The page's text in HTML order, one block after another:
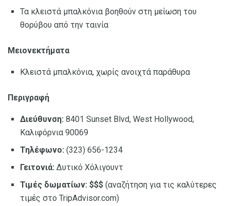
Τα κλειστά μπαλκόνια βοηθούν στη μείωση του
θορύβου από την ταινία
Μειονεκτήματα
Κλειστά μπαλκόνια, χωρίς ανοιχτά παράθυρα
Περιγραφή
Διεύθυνση: 8401 Sunset Blvd, West Hollywood,
Καλιφόρνια 90069
Τηλέφωνο: (323) 656-1234
Γειτονιά: Δυτικό Χόλιγουντ
Τιμές δωματίων: $$$ (αναζήτηση για τις καλύτερες
τιμές στο TripAdvisor.com)